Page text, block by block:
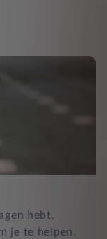
hebt,
je te helpen.